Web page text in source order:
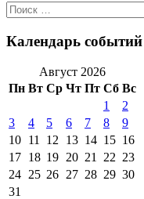
Искать:
Календарь событий
Август 2026
Пн Вт Ср Чт Пт Сб Вс
1
2
3
4 5 6 7 8
9
10 11 12 13 14 15 16
17 18 19 20 21 22 23
24 25 26 27 28 29 30
31